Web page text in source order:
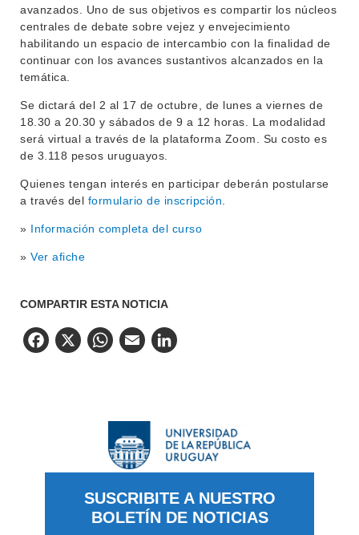
CONTACTO
avanzados. Uno de sus objetivos es compartir los núcleos
centrales de debate sobre vejez y envejecimiento
habilitando un espacio de intercambio con la finalidad de
continuar con los avances sustantivos alcanzados en la
temática.
Se dictará del 2 al 17 de octubre, de lunes a viernes de
18.30 a 20.30 y sábados de 9 a 12 horas. La modalidad
será virtual a través de la plataforma Zoom. Su costo es
de 3.118 pesos uruguayos.
Quienes tengan interés en participar deberán postularse
a través del formulario de inscripción
» Información completa del curso
» Ver afiche
COMPARTIR ESTA NOTICIA
Facebook
X WhatsApp
Email
SUSCRIBITE A NUESTRO
BOLETÍN DE NOTICIAS